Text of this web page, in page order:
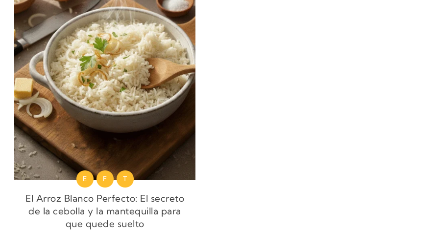
E F T
El Arroz Blanco Perfecto: El secreto
de la cebolla y la mantequilla para
que quede suelto